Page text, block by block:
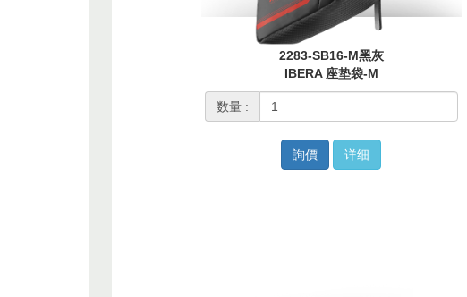
2283-SB16-M黑灰
IBERA 座垫袋-M
数量 :
詢價 详细